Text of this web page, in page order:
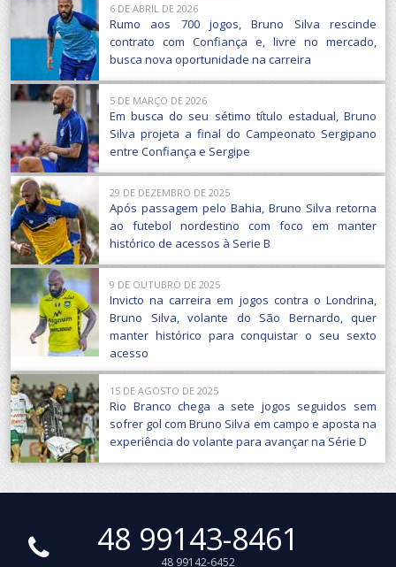
6 DE ABRIL DE 2026
Rumo aos 700 jogos, Bruno Silva rescinde
contrato com Confiança e, livre no mercado,
busca nova oportunidade na carreira
5 DE MARÇO DE 2026
Em busca do seu sétimo título estadual, Bruno
Silva projeta a final do Campeonato Sergipano
entre Confiança e Sergipe
29 DE DEZEMBRO DE 2025
Após passagem pelo Bahia, Bruno Silva retorna
ao futebol nordestino com foco em manter
histórico de acessos à Serie B
9 DE OUTUBRO DE 2025
Invicto na carreira em jogos contra o Londrina,
Bruno Silva, volante do São Bernardo, quer
manter histórico para conquistar o seu sexto
acesso
15 DE AGOSTO DE 2025
Rio Branco chega a sete jogos seguidos sem
sofrer gol com Bruno Silva em campo e aposta na
experiência do volante para avançar na Série D
48 99143-8461
48 99142-6452